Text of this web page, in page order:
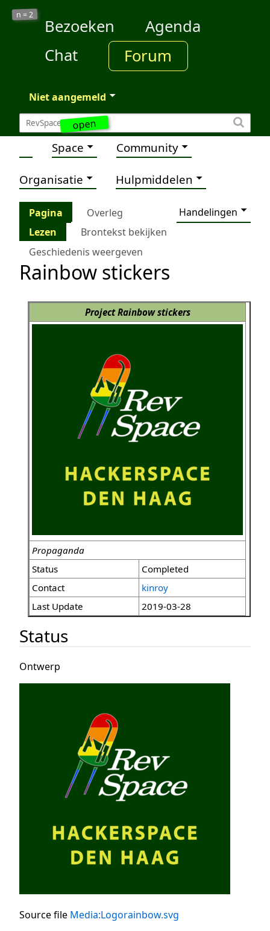
open
n =2
Bezoeken
Agenda
Chat
Forum
Niet aangemeld
Space Community
Organisatie Hulpmiddelen
Pagina Overleg
Handelingen
Lezen
Brontekst bekijken
Geschiedenis weergeven
Rainbow stickers
Project Rainbow stickers
Propaganda
Status
Completed
Contact
kinroy
Last Update
2019-03-28
Status
Ontwerp
Source file Media:Logorainbow.svg